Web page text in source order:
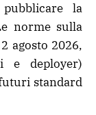
la
norme sulla
agosto 2026,
e deployer)
standard